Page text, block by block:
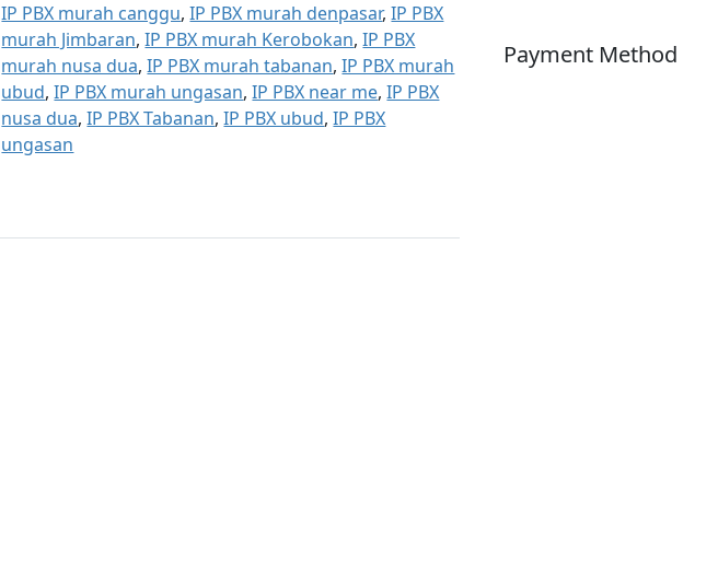
IP PBX murah canggu,IP PBX murah denpasar,IP PBX
murah Jimbaran,IP PBX murah Kerobokan,IP PBX
murah nusa dua,IP PBX murah tabanan,IP PBX murah
ubud,IP PBX murah ungasan,IP PBX near me,IP PBX
nusa dua,IP PBX Tabanan,IP PBX ubud,IP PBX
ungasan
Payment Method